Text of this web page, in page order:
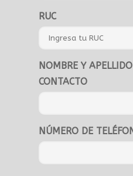
RUC
NOMBRE Y
CONTACTO
NÚMERO DE